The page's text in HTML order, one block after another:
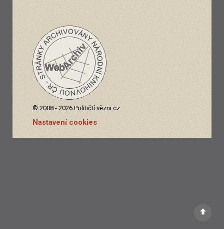
© 2008 - 2026 Političtí vězni.cz
Nastavení cookies